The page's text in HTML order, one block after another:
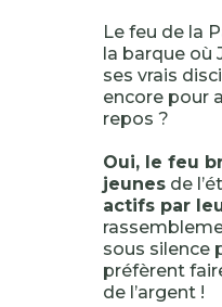
Le feu de la
la barque où
ses vrais
encore pour
repos ?
Oui, le feu
jeunesde
actifs par
sous silence
préfèrent
de l’argent !